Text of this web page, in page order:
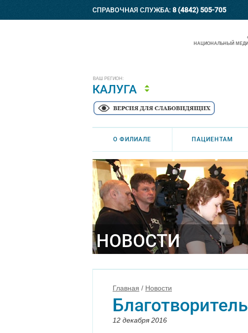
СПРАВОЧНАЯ СЛУЖБА: 8 (4842) 505-705
ВАШ РЕГИОН:
КАЛУГА
НАЦИОНАЛЬНЫЙ
О ФИЛИАЛЕ ПАЦИЕНТАМ
НОВОСТИ
Главная / Новости
12 декабря 2016